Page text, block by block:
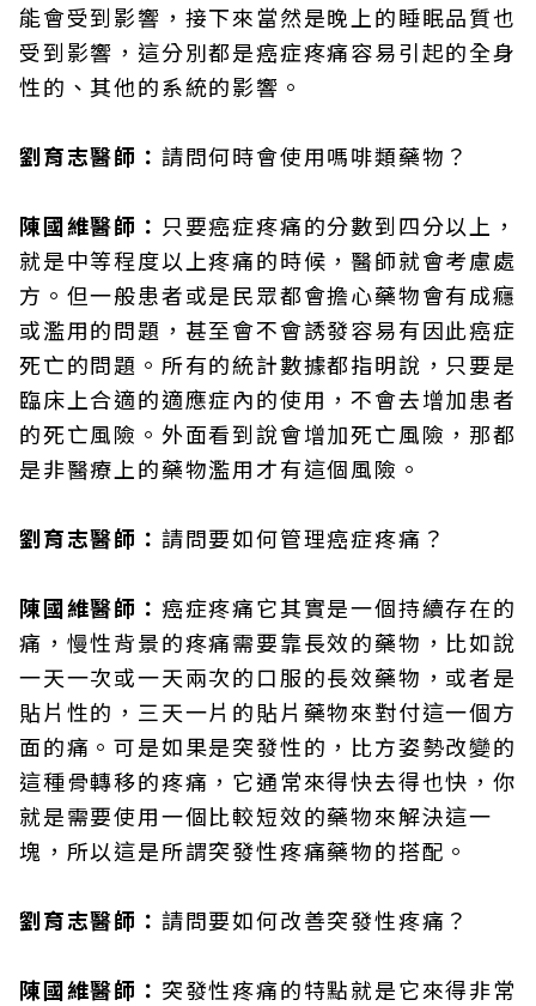
能會受到影響，接下來當然是晚上的睡眠品質也
受到影響，這分別都是癌症疼痛容易引起的全身
性的、其他的系統的影響。
劉育志醫師： 請問何時會使用嗎啡類藥物？
陳國維醫師： 只要癌症疼痛的分數到四分以上，
就是中等程度以上疼痛的時候，醫師就會考慮處
方。但一般患者或是民眾都會擔心藥物會有成癮
或濫用的問題，甚至會不會誘發容易有因此癌症
死亡的問題。所有的統計數據都指明說，只要是
臨床上合適的適應症內的使用，不會去增加患者
的死亡風險。外面看到說會增加死亡風險，那都
是非醫療上的藥物濫用才有這個風險。
劉育志醫師： 請問要如何管理癌症疼痛？
陳國維醫師： 癌症疼痛它其實是一個持續存在的
痛，慢性背景的疼痛需要靠長效的藥物，比如說
一天一次或一天兩次的口服的長效藥物，或者是
貼片性的，三天一片的貼片藥物來對付這一個方
面的痛。可是如果是突發性的，比方姿勢改變的
這種骨轉移的疼痛，它通常來得快去得也快，你
就是需要使用一個比較短效的藥物來解決這一
塊，所以這是所謂突發性疼痛藥物的搭配。
劉育志醫師： 請問要如何改善突發性疼痛？
陳國維醫師： 突發性疼痛的特點就是它來得非常